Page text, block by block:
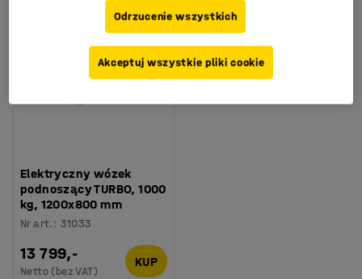
Elektryczny wózek
podnoszący TURBO, 1000
kg, 1200x800 mm
Nr art. : 31033
13 799,-
Netto (bez VAT)
KUP
Odrzucenie wszystkich
Akceptuj wszystkie pliki cookie